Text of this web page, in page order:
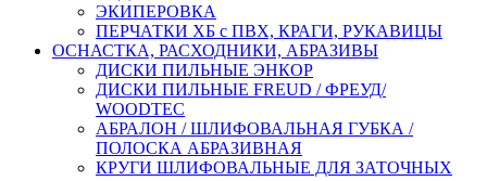
ЭКИПЕРОВКА
ПЕРЧАТКИ ХБ с ПВХ, КРАГИ, РУКАВИЦЫ
ОСНАСТКА, РАСХОДНИКИ, АБРАЗИВЫ
ДИСКИ ПИЛЬНЫЕ ЭНКОР
ДИСКИ ПИЛЬНЫЕ FREUD / ФРЕУД/
WOODTEC
АБРАЛОН / ШЛИФОВАЛЬНАЯ ГУБКА /
ПОЛОСКА АБРАЗИВНАЯ
КРУГИ ШЛИФОВАЛЬНЫЕ ДЛЯ ЗАТОЧНЫХ